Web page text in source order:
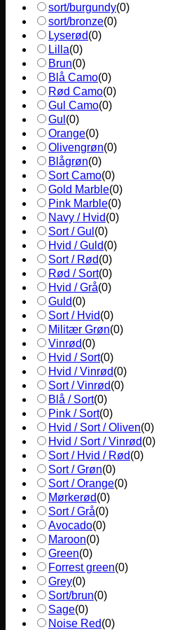
sort/burgundy(0)
sort/bronze(0)
Lyserød(0)
Lilla(0)
Brun(0)
Blå Camo(0)
Rød Camo(0)
Gul Camo(0)
Gul (0)
Orange(0)
Olivengrøn(0)
Blågrøn(0)
Sort Camo(0)
Gold Marble(0)
Pink Marble(0)
Navy / Hvid(0)
Sort / Gul (0)
Hvid / Guld(0)
Sort / Rød(0)
Rød / Sort(0)
Hvid / Grå(0)
Guld(0)
Sort / Hvid(0)
Militær Grøn(0)
Vinrød(0)
Hvid / Sort(0)
Hvid / Vinrød(0)
Sort / Vinrød(0)
Blå / Sort(0)
Pink / Sort(0)
Hvid / Sort / Oliven(0)
Hvid / Sort / Vinrød(0)
Sort / Hvid / Rød(0)
Sort / Grøn(0)
Sort / Orange(0)
Mørkerød(0)
Sort / Grå(0)
Avocado(0)
Maroon(0)
Green(0)
Forrest green(0)
Grey(0)
Sort/brun(0)
Sage(0)
Noise Red(0)